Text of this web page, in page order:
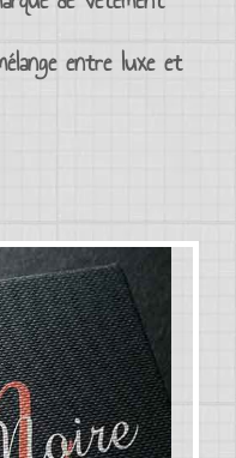
entre luxe et